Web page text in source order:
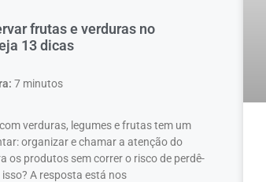
frutas e verduras no
13 dicas
7 minutos
verduras, legumes e frutas tem um
organizar e chamar a atenção do
os produtos sem correr o risco de perdê-
isso? A resposta está nos